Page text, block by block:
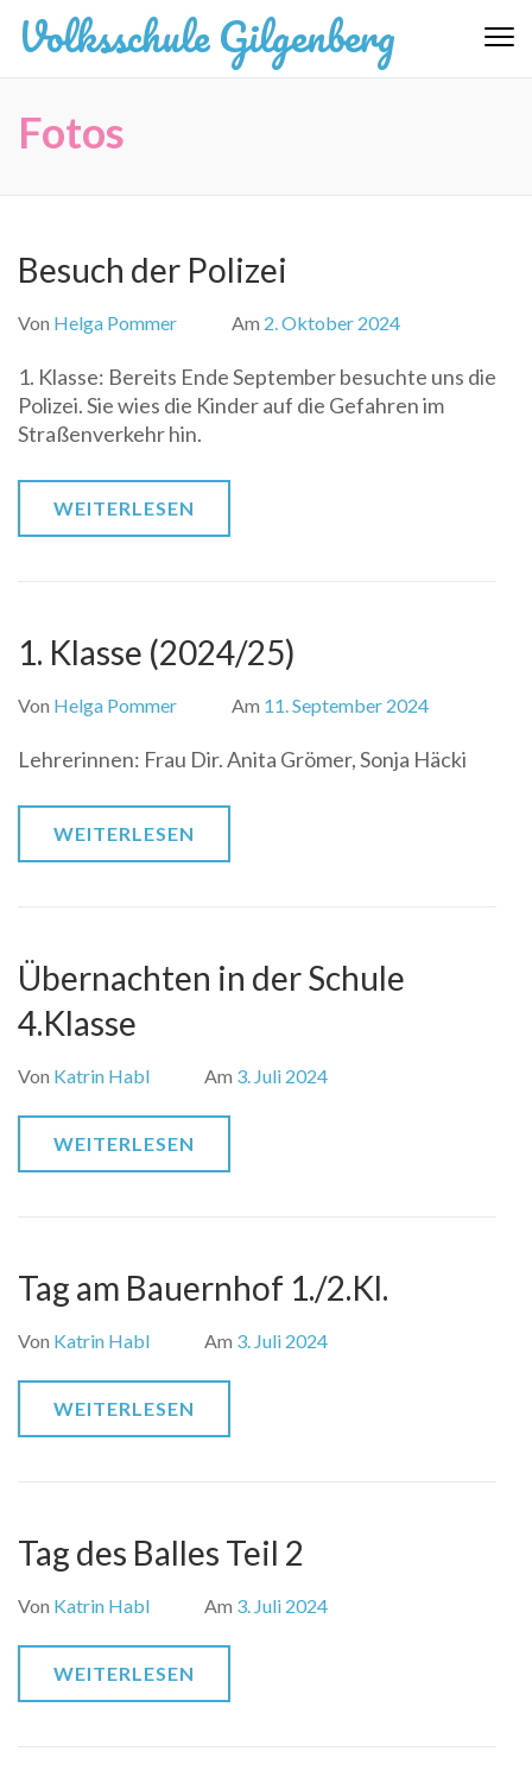
Zum
Inhalt
drücken)
Volksschule Gilgenberg
Fotos
Besuch der Polizei
Von Helga Pommer Am 2. Oktober 2024
1. Klasse: Bereits Ende September besuchte uns die
Polizei. Sie wies die Kinder auf die Gefahren im
Straßenverkehr hin.
WEITERLESEN
1. Klasse (2024/25)
Von Helga Pommer Am 11. September 2024
Lehrerinnen: Frau Dir. Anita Grömer, Sonja Häcki
WEITERLESEN
Übernachten in der Schule
4.Klasse
Von Katrin Habl Am 3. Juli 2024
WEITERLESEN
Tag am Bauernhof 1./2.Kl.
Von Katrin Habl Am 3. Juli 2024
WEITERLESEN
Tag des Balles Teil 2
Von Katrin Habl Am 3. Juli 2024
WEITERLESEN